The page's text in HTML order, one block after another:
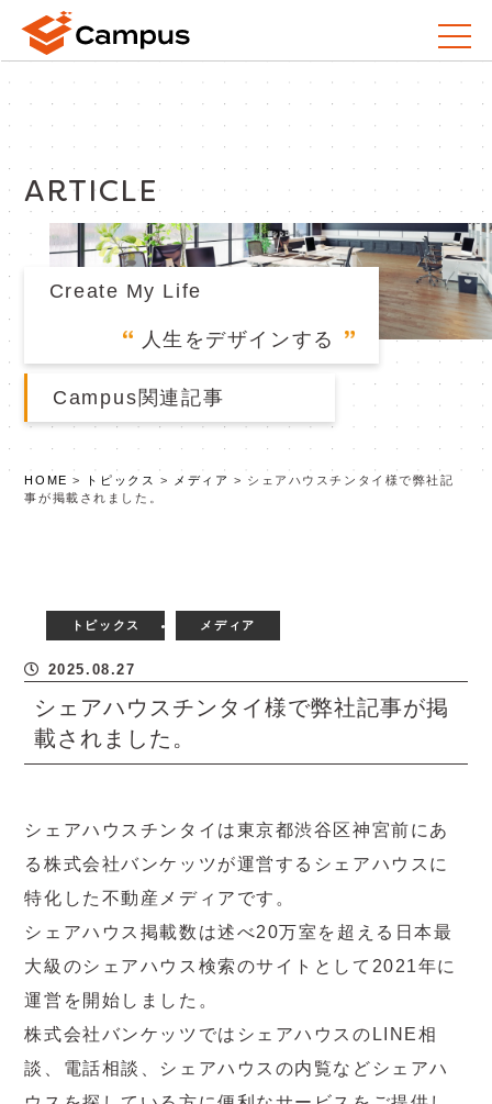
ARTICLE
Create My Life
人生をデザインする
Campus関連記事
HOME > トピックス > メディア > シェアハウスチンタイ様で弊社記
事が掲載されました。
トピックス メディア
2025.08.27
シェアハウスチンタイ様で弊社記事が掲
載されました。
シェアハウスチンタイは東京都渋谷区神宮前にあ
る株式会社バンケッツが運営するシェアハウスに
特化した不動産メディアです。
シェアハウス掲載数は述べ20万室を超える日本最
大級のシェアハウス検索のサイトとして2021年に
運営を開始しました。
株式会社バンケッツではシェアハウスのLINE相
談、電話相談、シェアハウスの内覧などシェアハ